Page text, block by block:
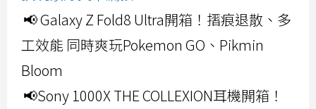
📢 Galaxy Z Fold8 Ultra開箱！摺痕退散、多
工效能 同時爽玩Pokemon GO、Pikmin
Bloom
📢Sony 1000X THE COLLEXION耳機開箱！